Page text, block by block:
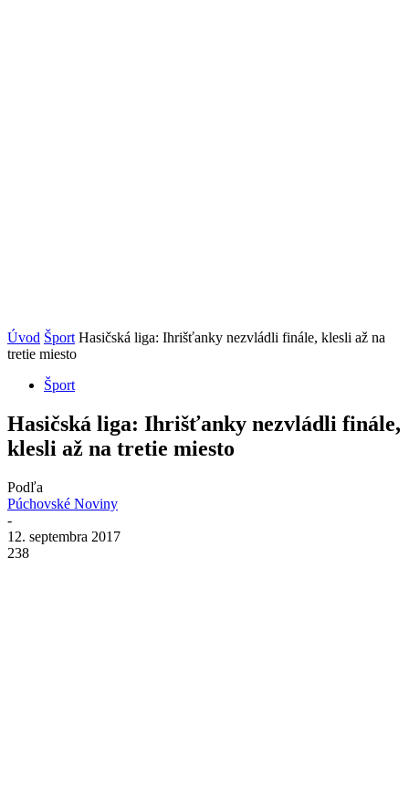
Úvod Šport Hasičská liga: Ihrišťanky nezvládli finále, klesli až na
tretie miesto
Šport
Hasičská liga: Ihrišťanky nezvládli finále,
klesli až na tretie miesto
Podľa
Púchovské Noviny
-
12. septembra 2017
238